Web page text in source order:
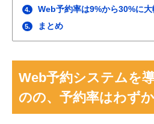
4. Web予約率は9%から30%に大
5. まとめ
Web予約システムを
のの、予約率はわず